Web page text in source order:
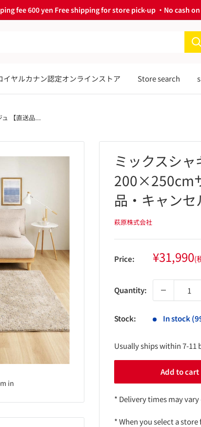
fee 600 yen Free shipping for store pick-up ・No cash
イヤルカナン認定オンラインストア Store search
【直送品...
in
ミックスシ
200×250cm
品・キャン
萩原株式会社
Price: Sale
price
¥31,990(
Quantity:
Stock: In stock
Usually ships within 7-11
Add to cart
* Delivery times may
* When you select a